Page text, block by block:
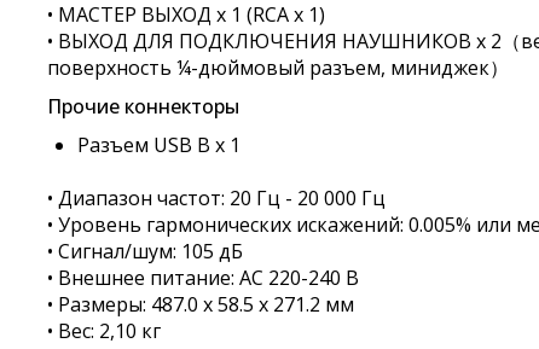
• МАСТЕР ВЫХОД x 1 (RCA x 1)
• ВЫХОД ДЛЯ ПОДКЛЮЧЕНИЯ НАУШНИКОВ x 2（
поверхность ¼-дюймовый разъем, миниджек）
Прочие коннекторы
Разъем USB B x 1
• Диапазон частот: 20 Гц - 20 000 Гц
• Уровень гармонических искажений: 0.005% или
• Сигнал/шум: 105 дБ
• Внешнее питание: AC 220-240 В
• Размеры: 487.0 x 58.5 x 271.2 мм
• Вес: 2,10 кг